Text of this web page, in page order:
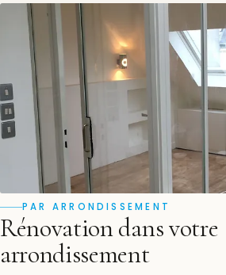
PAR ARRONDISSEMENT
Rénovation dans votre
arrondissement